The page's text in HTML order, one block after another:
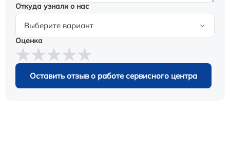
Откуда узнали о нас
Оценка
Оставить отзыв о работе сервисного центра